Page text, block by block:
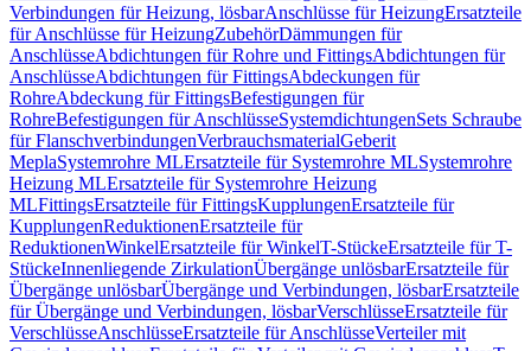
Verbindungen für Heizung, lösbarAnschlüsse für HeizungErsatzteile
für Anschlüsse für HeizungZubehörDämmungen für
AnschlüsseAbdichtungen für Rohre und FittingsAbdichtungen für
AnschlüsseAbdichtungen für FittingsAbdeckungen für
RohreAbdeckung für FittingsBefestigungen für
RohreBefestigungen für AnschlüsseSystemdichtungenSets Schraube
für FlanschverbindungenVerbrauchsmaterialGeberit
MeplaSystemrohre MLErsatzteile für Systemrohre MLSystemrohre
Heizung MLErsatzteile für Systemrohre Heizung
MLFittingsErsatzteile für FittingsKupplungenErsatzteile für
KupplungenReduktionenErsatzteile für
ReduktionenWinkelErsatzteile für WinkelT-StückeErsatzteile für T-
StückeInnenliegende ZirkulationÜbergänge unlösbarErsatzteile für
Übergänge unlösbarÜbergänge und Verbindungen, lösbarErsatzteile
für Übergänge und Verbindungen, lösbarVerschlüsseErsatzteile für
VerschlüsseAnschlüsseErsatzteile für AnschlüsseVerteiler mit